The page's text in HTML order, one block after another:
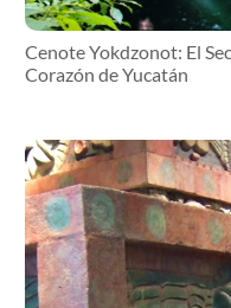
Cenote Yokdzonot: El
Corazón de Yucatán